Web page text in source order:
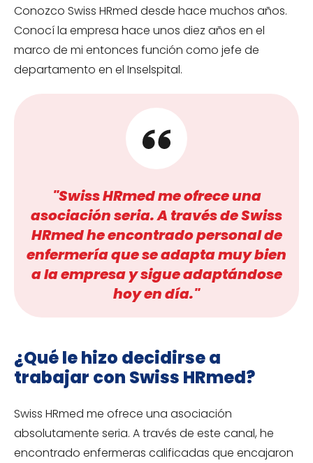
Conozco Swiss HRmed desde hace muchos años.
Conocí la empresa hace unos diez años en el
marco de mi entonces función como jefe de
departamento en el Inselspital.
"Swiss HRmed me ofrece una
asociación seria. A través de Swiss
HRmed he encontrado personal de
enfermería que se adapta muy bien
a la empresa y sigue adaptándose
hoy en día."
¿Qué le hizo decidirse a
trabajar con Swiss HRmed?
Swiss HRmed me ofrece una asociación
absolutamente seria. A través de este canal, he
encontrado enfermeras calificadas que encajaron